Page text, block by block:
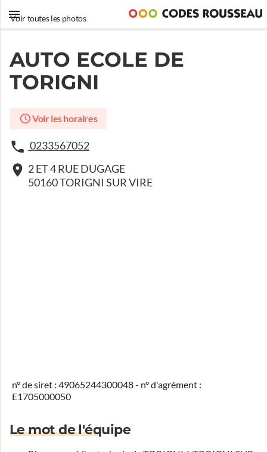
Voir toutes les photos
AUTO ECOLE DE
TORIGNI
Voir les horaires
0233567052
2 ET 4 RUE DUGAGE
50160 TORIGNI SUR VIRE
n° de siret : 49065244300048 - n° d'agrément :
E1705000050
Le mot de l'équipe